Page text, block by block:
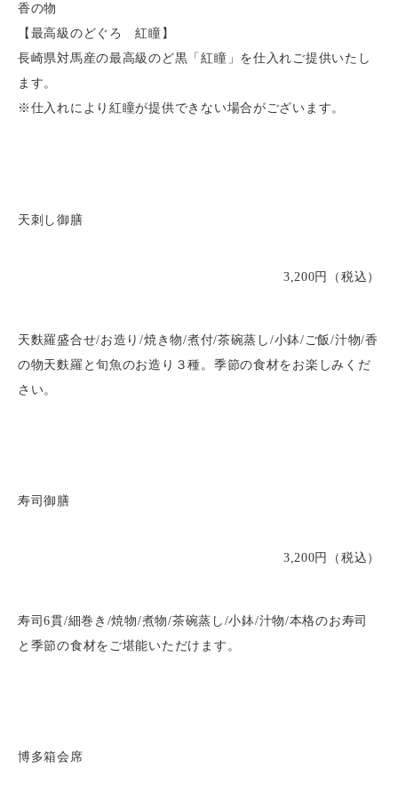
香の物
【最高級のどぐろ 紅瞳】
長崎県対馬産の最高級のど黒「紅瞳」を仕入れご提供いたし
ます。
※仕入れにより紅瞳が提供できない場合がございます。
天刺し御膳
3,200円（税込）
天麩羅盛合せ/お造り/焼き物/煮付/茶碗蒸し/小鉢/ご飯/汁物/香
の物天麩羅と旬魚のお造り３種。季節の食材をお楽しみくだ
さい。
寿司御膳
3,200円（税込）
寿司6貫/細巻き/焼物/煮物/茶碗蒸し/小鉢/汁物/本格のお寿司
と季節の食材をご堪能いただけます。
博多箱会席